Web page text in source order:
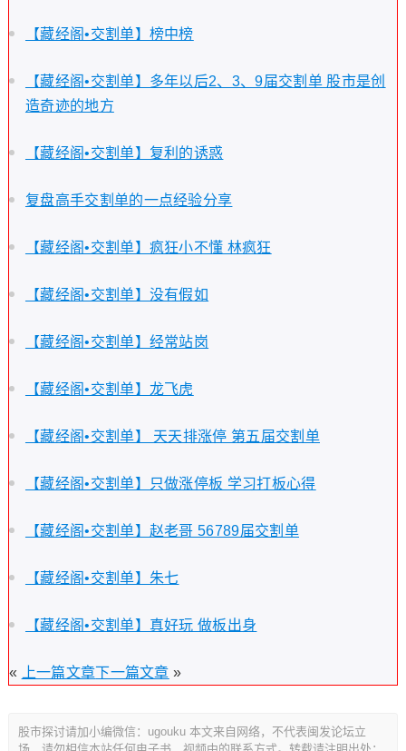
【藏经阁•交割单】榜中榜
【藏经阁•交割单】多年以后2、3、9届交割单 股市是创
造奇迹的地方
【藏经阁•交割单】复利的诱惑
复盘高手交割单的一点经验分享
【藏经阁•交割单】疯狂小不懂 林疯狂
【藏经阁•交割单】没有假如
【藏经阁•交割单】经常站岗
【藏经阁•交割单】龙飞虎
【藏经阁•交割单】 天天排涨停 第五届交割单
【藏经阁•交割单】只做涨停板 学习打板心得
【藏经阁•交割单】赵老哥 56789届交割单
【藏经阁•交割单】朱七
【藏经阁•交割单】真好玩 做板出身
« 上一篇文章下一篇文章 »
股市探讨请加小编微信：ugouku 本文来自网络，不代表闽发论坛立